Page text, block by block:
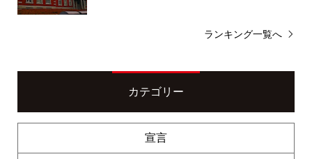
ランキング一覧へ
カテゴリー
宣言